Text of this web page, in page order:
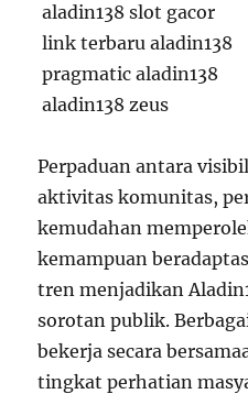
aladin138 slot gacor
link terbaru aladin138
pragmatic aladin138
aladin138 zeus
Perpaduan antara
aktivitas komunitas,
kemudahan
kemampuan
tren menjadikan
sorotan publik.
bekerja secara
tingkat perhatian